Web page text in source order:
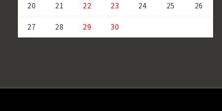
20 21 22 23 24 25 26
27 28 29 30